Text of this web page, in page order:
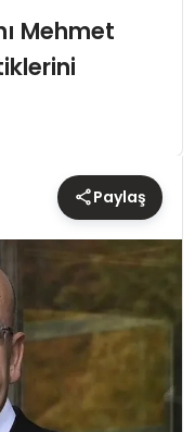
Mehmet
Paylaş